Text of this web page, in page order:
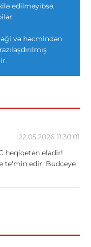
edilməyibsə,
və həcmindən
22.05.2026 11:30:01
heqiqeten eladir!
te'min edir. Budceye